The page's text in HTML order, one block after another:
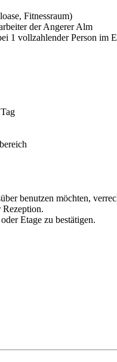
Fitnessraum)
der Angerer Alm
1 vollzahlender Person im
benutzen möchten,
Etage zu bestätigen.